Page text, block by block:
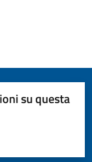
su questa